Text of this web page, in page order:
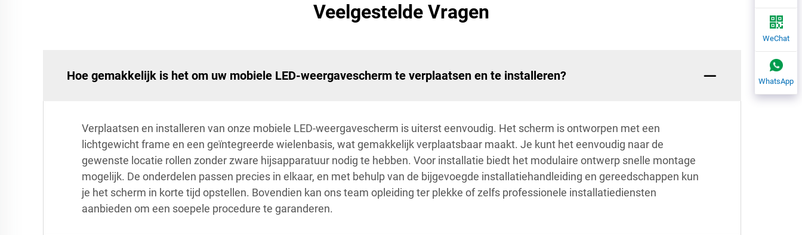
Veelgestelde Vragen
Hoe gemakkelijk is het om uw mobiele LED-weergavescherm te verplaatsen en te installeren?
Verplaatsen en installeren van onze mobiele LED-weergavescherm is uiterst eenvoudig. Het scherm is ontworpen met een
lichtgewicht frame en een geïntegreerde wielenbasis, wat gemakkelijk verplaatsbaar maakt. Je kunt het eenvoudig naar de
gewenste locatie rollen zonder zware hijsapparatuur nodig te hebben. Voor installatie biedt het modulaire ontwerp snelle montage
mogelijk. De onderdelen passen precies in elkaar, en met behulp van de bijgevoegde installatiehandleiding en gereedschappen kun
je het scherm in korte tijd opstellen. Bovendien kan ons team opleiding ter plekke of zelfs professionele installatiediensten
aanbieden om een soepele procedure te garanderen.
WeChat
WhatsApp